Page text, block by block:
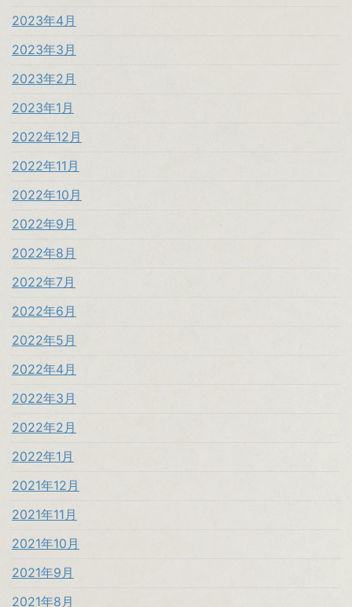
2023年4月
2023年3月
2023年2月
2023年1月
2022年12月
2022年11月
2022年10月
2022年9月
2022年8月
2022年7月
2022年6月
2022年5月
2022年4月
2022年3月
2022年2月
2022年1月
2021年12月
2021年11月
2021年10月
2021年9月
2021年8月